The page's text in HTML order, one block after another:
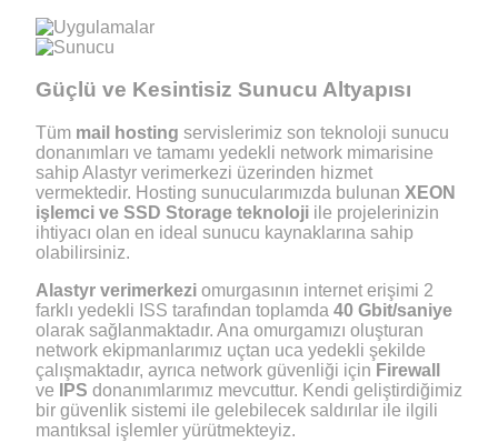
Güçlü ve Kesintisiz Sunucu Altyapısı
Tüm mail hosting servislerimiz son teknoloji sunucu
donanımları ve tamamı yedekli network mimarisine
sahip Alastyr verimerkezi üzerinden hizmet
vermektedir. Hosting sunucularımızda bulunan XEON
işlemci ve SSD Storage teknoloji ile projelerinizin
ihtiyacı olan en ideal sunucu kaynaklarına sahip
olabilirsiniz.
Alastyr verimerkezi omurgasının internet erişimi 2
farklı yedekli ISS tarafından toplamda 40 Gbit/saniye
olarak sağlanmaktadır. Ana omurgamızı oluşturan
network ekipmanlarımız uçtan uca yedekli şekilde
çalışmaktadır, ayrıca network güvenliği için Firewall
ve
IPS donanımlarımız mevcuttur. Kendi geliştirdiğimiz
bir güvenlik sistemi ile gelebilecek saldırılar ile ilgili
mantıksal işlemler yürütmekteyiz.